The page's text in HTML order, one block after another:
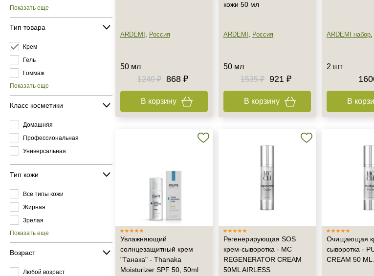
Показать еще
Тип товара
Крем
Гель
Гоммаж
Показать еще
Класс косметики
Домашняя
Профессиональная
Универсальная
Тип кожи
Все типы кожи
Жирная
Зрелая
Показать еще
Возраст
Любой возраст
ARDEMI , Россия
50 мл
1240 ₽ 868 ₽
В корзину
кожи 50 мл
ARDEMI , Россия
50 мл
1535 ₽ 921 ₽
В корзину
ARDEMI набор,
2 шт
В
Увлажняющий
солнцезащитный крем
"Танака" - Thanaka
Moisturizer SPF 50, 50ml
Регенерирующая SOS
крем-сыворотка - MC
REGENERATOR CREAM
50ML AIRLESS
Очищающая
сыворотка -
CREAM 50 ML